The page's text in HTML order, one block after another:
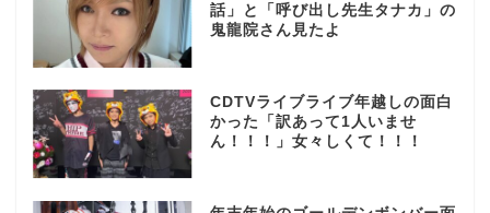
話」と「呼び出し先生タナカ」の
鬼龍院さん見たよ
CDTVライブライブ年越しの面白
かった「訳あって1人いませ
ん！！！」女々しくて！！！